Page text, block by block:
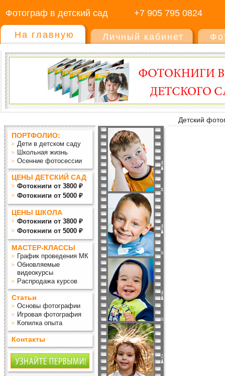
Фотограф в детский сад +7 905 795 0824
На главную Личный кабинет
Детский
ПОРТФОЛИО:
Дети в детском саду
Школьная жизнь
Осенние фотосессии
ЦЕНЫ ДЕТСКИЙ САД
Фотокниги от 3800 ₽
Фотокниги от 5000 ₽
ЦЕНЫ ШКОЛА
Фотокниги от 3800 ₽
Фотокниги от 5000 ₽
МАСТЕР-КЛАССЫ
График проведения МК
Обновляемые
видеокурсы
Распродажа курсов
Статьи
Основы фотографии
Игровая фотография
Копилка опыта
Контакты